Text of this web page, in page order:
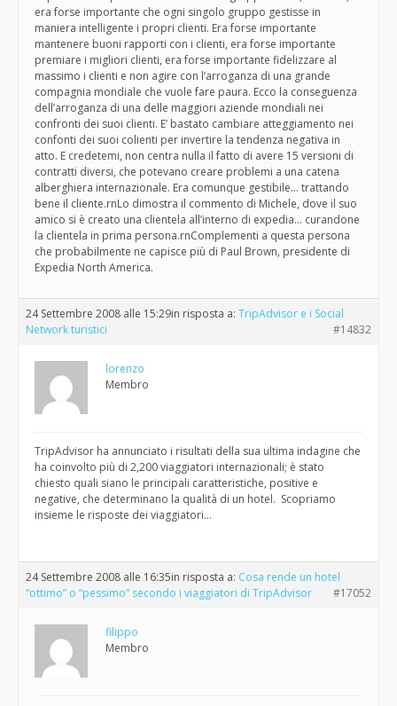
era forse importante che ogni singolo gruppo gestisse in
maniera intelligente i propri clienti. Era forse importante
mantenere buoni rapporti con i clienti, era forse importante
premiare i migliori clienti, era forse importante fidelizzare al
massimo i clienti e non agire con l’arroganza di una grande
compagnia mondiale che vuole fare paura. Ecco la conseguenza
dell’arroganza di una delle maggiori aziende mondiali nei
confronti dei suoi clienti. E’ bastato cambiare atteggiamento nei
confonti dei suoi colienti per invertire la tendenza negativa in
atto. E credetemi, non centra nulla il fatto di avere 15 versioni di
contratti diversi, che potevano creare problemi a una catena
alberghiera internazionale. Era comunque gestibile… trattando
bene il cliente.rnLo dimostra il commento di Michele, dove il suo
amico si è creato una clientela all’interno di expedia… curandone
la clientela in prima persona.rnComplementi a questa persona
che probabilmente ne capisce più di Paul Brown, presidente di
Expedia North America.
24 Settembre 2008 alle 15:29in risposta a: TripAdvisor e i Social
Network turistici
#14832
lorenzo
Membro
TripAdvisor ha annunciato i risultati della sua ultima indagine che
ha coinvolto più di 2,200 viaggiatori internazionali; è stato
chiesto quali siano le principali caratteristiche, positive e
negative, che determinano la qualità di un hotel. Scopriamo
insieme le risposte dei viaggiatori…
24 Settembre 2008 alle 16:35in risposta a: Cosa rende un hotel
“ottimo” o “pessimo” secondo i viaggiatori di TripAdvisor
#17052
filippo
Membro